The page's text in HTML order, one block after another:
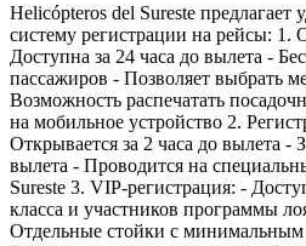
Helicópteros del Sureste
систему регистрации на рейсы: 1.
Доступна за 24 часа до вылета -
пассажиров - Позволяет выбрать
Возможность распечатать
на мобильное устройство 2.
Открывается за 2 часа до вылета -
вылета - Проводится на
Sureste 3. VIP-регистрация: -
класса и участников программы
Отдельные стойки с